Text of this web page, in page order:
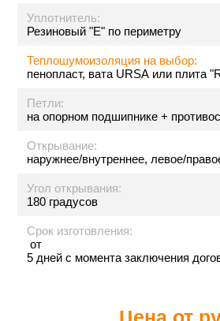
Уплотнитель:
Резиновый "Е" по периметру
Теплошумоизоляция на выбор:
пенопласт, вата URSA или плита
Петли:
на опорном подшипнике +
Открывание:
наружнее/внутреннее, левое/
Угол открывания:
180 градусов
Срок изготовления:
от
5 дней с момента заключения